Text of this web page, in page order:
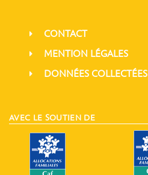
CONTACT
MENTION LÉGALES
DONNÉES COLLECTÉES
AVEC LE SOUTIEN DE